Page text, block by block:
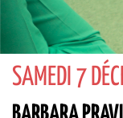
SAMEDI 7